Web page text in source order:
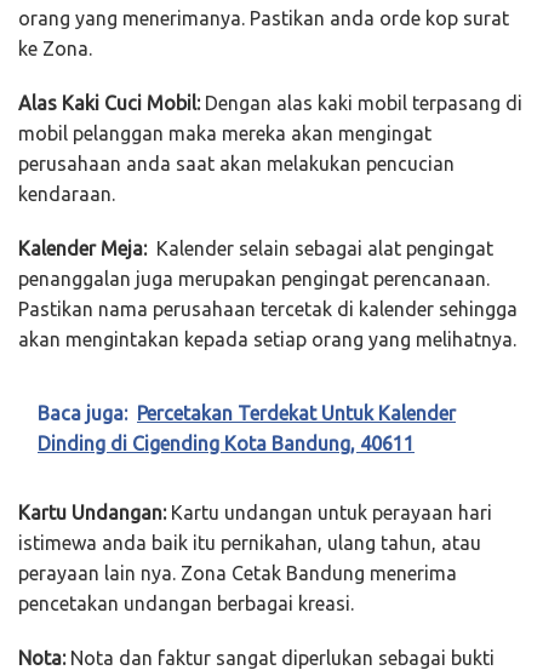
orang yang menerimanya. Pastikan anda orde kop surat
ke Zona.
Alas Kaki Cuci Mobil:Dengan alas kaki mobil terpasang di
mobil pelanggan maka mereka akan mengingat
perusahaan anda saat akan melakukan pencucian
kendaraan.
Kalender Meja:Kalender selain sebagai alat pengingat
penanggalan juga merupakan pengingat perencanaan.
Pastikan nama perusahaan tercetak di kalender sehingga
akan mengintakan kepada setiap orang yang melihatnya.
Baca juga: Percetakan Terdekat Untuk Kalender
Dinding di Cigending Kota Bandung, 40611
Kartu Undangan:Kartu undangan untuk perayaan hari
istimewa anda baik itu pernikahan, ulang tahun, atau
perayaan lain nya. Zona Cetak Bandung menerima
pencetakan undangan berbagai kreasi.
Nota:Nota dan faktur sangat diperlukan sebagai bukti